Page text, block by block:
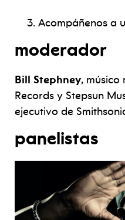
Acompáñenos a
moderador
Bill Stephney, músico
Records y Stepsun
ejecutivo de
panelistas